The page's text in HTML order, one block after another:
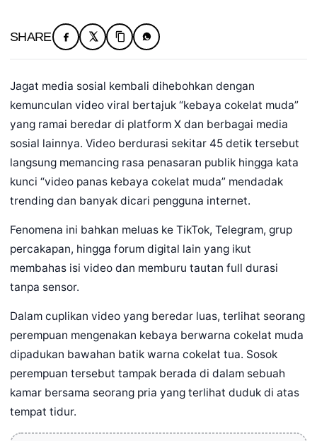
SHARE
Jagat media sosial kembali dihebohkan dengan
kemunculan video viral bertajuk “kebaya cokelat muda”
yang ramai beredar di platform X dan berbagai media
sosial lainnya. Video berdurasi sekitar 45 detik tersebut
langsung memancing rasa penasaran publik hingga kata
kunci “video panas kebaya cokelat muda” mendadak
trending dan banyak dicari pengguna internet.
Fenomena ini bahkan meluas ke TikTok, Telegram, grup
percakapan, hingga forum digital lain yang ikut
membahas isi video dan memburu tautan full durasi
tanpa sensor.
Dalam cuplikan video yang beredar luas, terlihat seorang
perempuan mengenakan kebaya berwarna cokelat muda
dipadukan bawahan batik warna cokelat tua. Sosok
perempuan tersebut tampak berada di dalam sebuah
kamar bersama seorang pria yang terlihat duduk di atas
tempat tidur.